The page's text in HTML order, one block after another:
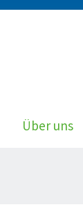
Über uns